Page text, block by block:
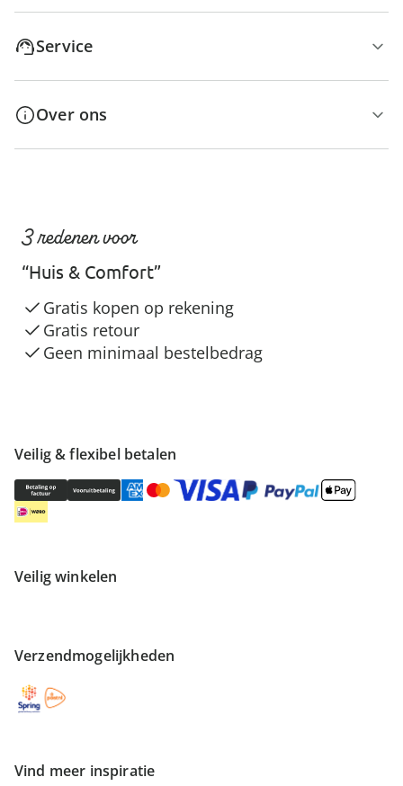
Service
Over ons
Veilig & flexibel betalen
Veilig winkelen
Verzendmogelijkheden
Vind meer inspiratie
3 redenen voor
“Huis & Comfort”
Gratis kopen op rekening
Gratis retour
Geen minimaal bestelbedrag